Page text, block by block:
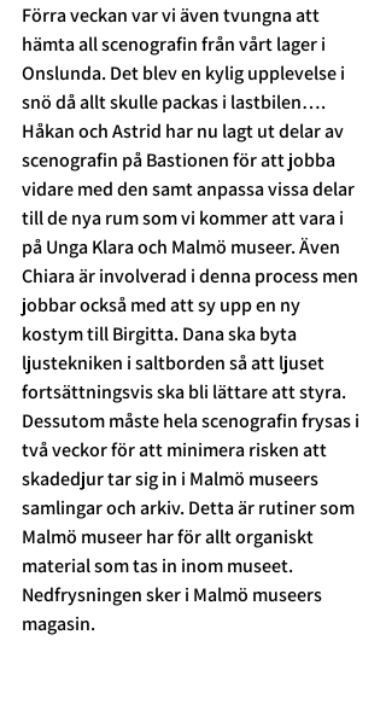
Förra veckan var vi även tvungna att
hämta all scenografin från vårt lager i
Onslunda. Det blev en kylig upplevelse i
snö då allt skulle packas i lastbilen….
Håkan och Astrid har nu lagt ut delar av
scenografin på Bastionen för att jobba
vidare med den samt anpassa vissa delar
till de nya rum som vi kommer att vara i
på Unga Klara och Malmö museer. Även
Chiara är involverad i denna process men
jobbar också med att sy upp en ny
kostym till Birgitta. Dana ska byta
ljustekniken i saltborden så att ljuset
fortsättningsvis ska bli lättare att styra.
Dessutom måste hela scenografin frysas i
två veckor för att minimera risken att
skadedjur tar sig in i Malmö museers
samlingar och arkiv. Detta är rutiner som
Malmö museer har för allt organiskt
material som tas in inom museet.
Nedfrysningen sker i Malmö museers
magasin.